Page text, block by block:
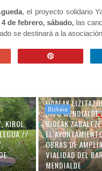
, el proyecto solidario
4 de febrero, sábado, las
se destinará a la
KIROL
//
Bizkaia
UDALAK
DITU MENDIALDE
BIDEAK
EL
OBRAS DE
VIALIDAD DEL
MENDIALDE